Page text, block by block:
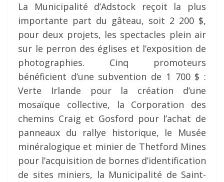
La Municipalité d’Adstock reçoit la plus
importante part du gâteau, soit 2 200 $,
pour deux projets, les spectacles plein air
sur le perron des églises et l’exposition de
photographies. Cinq promoteurs
bénéficient d’une subvention de 1 700 $ :
Verte Irlande pour la création d’une
mosaïque collective, la Corporation des
chemins Craig et Gosford pour l’achat de
panneaux du rallye historique, le Musée
minéralogique et minier de Thetford Mines
pour l’acquisition de bornes d’identification
de sites miniers, la Municipalité de Saint-